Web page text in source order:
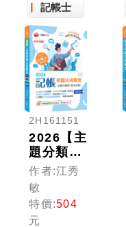
十版］
（記帳
士）
記帳士
2H161151
2026【主
題分類式
必考題
庫】記帳
相關法規
概要[主
題式題庫
作者:江秀
敏
特價:504
元